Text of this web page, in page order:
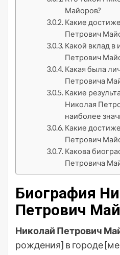
Майоров?
Какие
Петрович
Какой вклад в
Петрович
Какая была
Петровича
Какие
Николая
наиболее
Какие
Петрович
Какова
Петровича
Биография
Петрович
Николай Петрович
рождения] в городе